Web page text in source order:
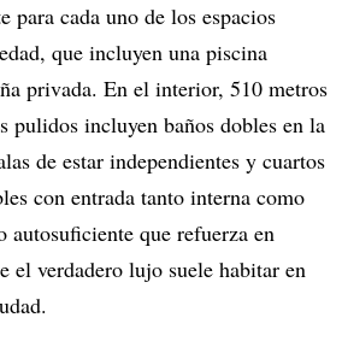
para cada uno de los espacios
que incluyen una piscina
privada. En el interior, 510 metros
pulidos incluyen baños dobles en la
de estar independientes y cuartos
con entrada tanto interna como
autosuficiente que refuerza en
el verdadero lujo suele habitar en